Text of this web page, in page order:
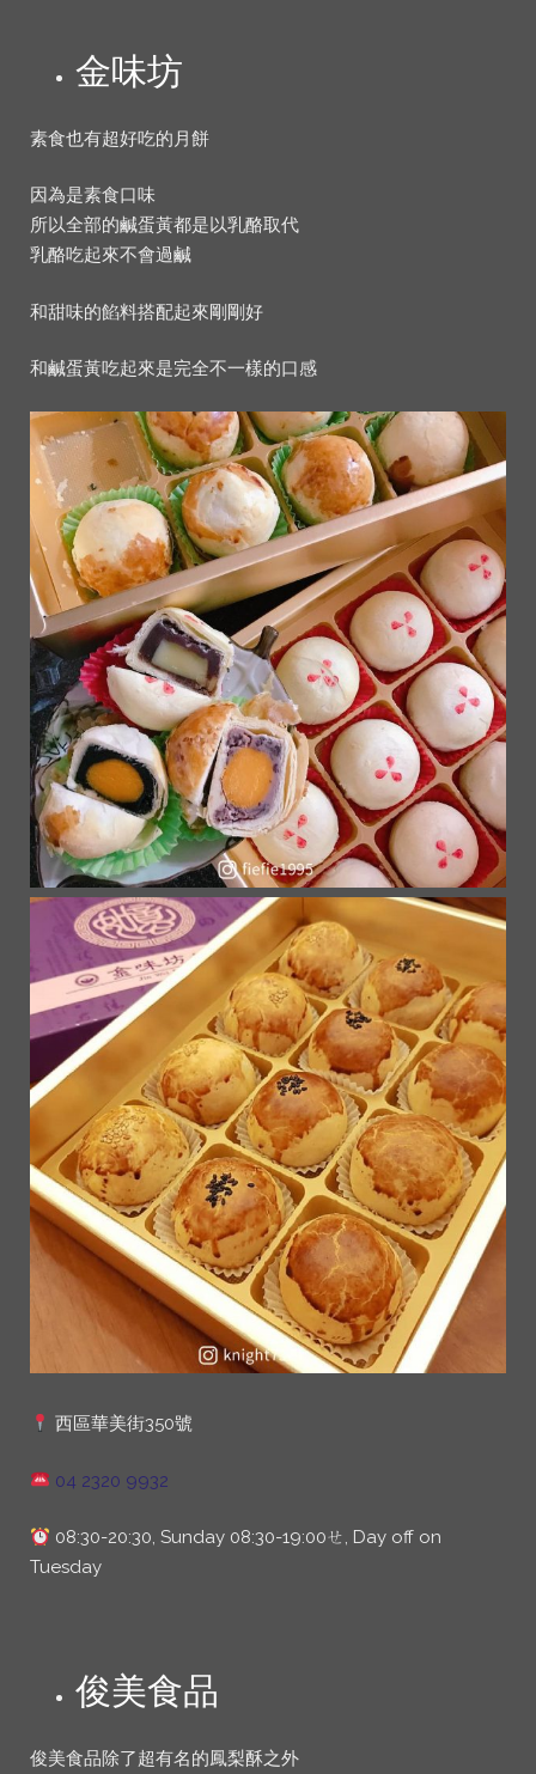
金味坊
素食也有超好吃的月餅
因為是素食口味
所以全部的鹹蛋黃都是以乳酪取代
乳酪吃起來不會過鹹
和甜味的餡料搭配起來剛剛好
和鹹蛋黃吃起來是完全不一樣的口感
西區華美街350號
04 2320 9932
08:30-20:30, Sunday 08:30-19:00ㄝ, Day off on
Tuesday
俊美食品
俊美食品除了超有名的鳳梨酥之外